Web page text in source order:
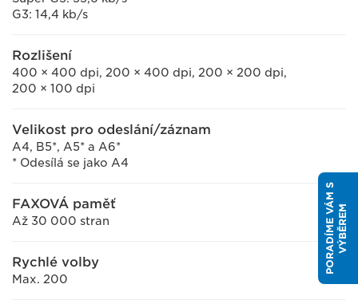
G3: 14,4 kb/s
Rozlišení
400 × 400 dpi, 200 × 400 dpi, 200 × 200 dpi,
200 × 100 dpi
Velikost pro odeslání/záznam
A4, B5*, A5* a A6*
* Odesílá se jako A4
FAXOVÁ paměť
Až 30 000 stran
Rychlé volby
Max. 200
P
O
R
A
D
Í
M
E
V
Á
M
S
V
Ý
B
Ě
R
EM